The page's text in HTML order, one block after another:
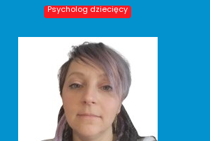
Psycholog dziecięcy